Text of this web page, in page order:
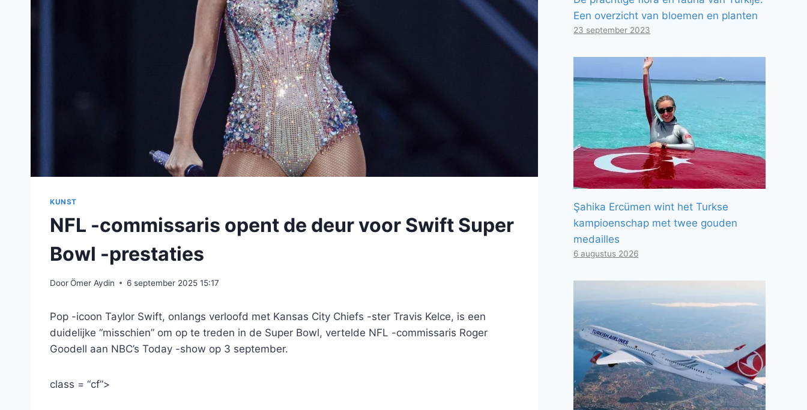
KUNST
NFL -commissaris opent de deur voor Swift Super
Bowl -prestaties
DoorÖmer Aydin 6 september 2025 15:17
Pop -icoon Taylor Swift, onlangs verloofd met Kansas City Chiefs -ster Travis Kelce, is een
duidelijke “misschien” om op te treden in de Super Bowl, vertelde NFL -commissaris Roger
Goodell aan NBC’s Today -show op 3 september.
class = “cf”>
Een overzicht van bloemen en planten
23 september 2023
Şahika Ercümen wint het Turkse
kampioenschap met twee gouden
medailles
6 augustus 2026